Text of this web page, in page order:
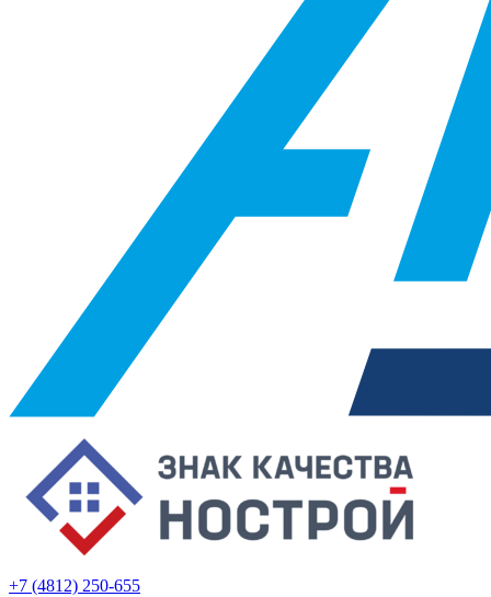
+7 (4812) 250-655